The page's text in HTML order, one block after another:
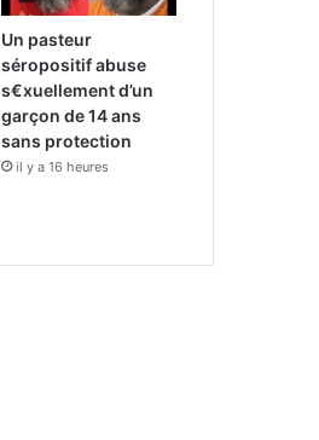
Un pasteur
séropositif abuse
s€xuellement d’un
garçon de 14 ans
sans protection
il y a 16 heures